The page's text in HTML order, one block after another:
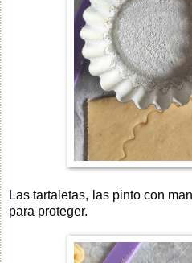
Las tartaletas, las pinto con
para proteger.